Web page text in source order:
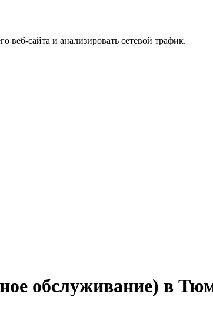
сайта и анализировать сетевой трафик.
обслуживание) в